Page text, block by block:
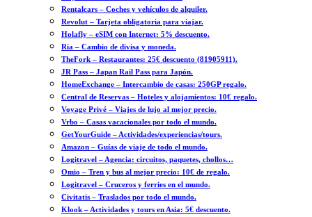
Rentalcars – Coches y vehículos de alquiler.
Revolut – Tarjeta obligatoria para viajar.
Holafly – eSIM con Internet: 5% descuento.
Ria – Cambio de divisa y moneda.
TheFork – Restaurantes: 25€ descuento (81905911).
JR Pass – Japan Rail Pass para Japón.
HomeExchange – Intercambio de casas: 250GP regalo.
Central de Reservas – Hoteles y alojamientos: 10€ regalo.
Voyage Privé – Viajes de lujo al mejor precio.
Vrbo – Casas vacacionales por todo el mundo.
GetYourGuide – Actividades/experiencias/tours.
Amazon – Guías de viaje de todo el mundo.
Logitravel – Agencia: circuitos, paquetes, chollos…
Omio – Tren y bus al mejor precio: 10€ de regalo.
Logitravel – Cruceros y ferries en el mundo.
Civitatis – Traslados por todo el mundo.
Klook – Actividades y tours en Asia: 5€ descuento.